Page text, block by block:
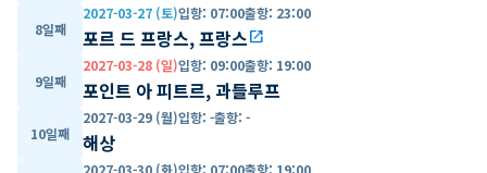
8일째
2027-03-27 (토)입항: 07:00출항: 23:00
포르 드 프랑스, 프랑스open_in_new
9일째
2027-03-28 (일)입항: 09:00출항: 19:00
포인트 아 피트르, 과들루프
10일째
2027-03-29 (월)입항: -출항: -
해상
2027-03-30 (화)입항: 07:00출항: 19:00